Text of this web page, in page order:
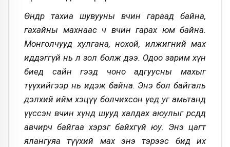
Өнөөдөр тахиа шувууны өвчин гараад байна,
гахайны махнаас ч өвчин гарах юм байна.
Монголчууд хулгана, нохой, илжигний мах
иддэггүй нь л зол болж дээ. Одоо зарим хүн
биед сайн гээд чоно адгуусны махыг
түүхийгээр нь идэж байна. Энэ бол байгаль
дэлхий ийм хэцүү болчихсон үед уг амьтанд
үүссэн өвчин хүнд шууд халдах аюулыг өөрсөддөө
авчирч байгаа хэрэг байхгүй юу. Энэ цагт
ялангуяа түүхий мах энэ тэрээс бид их